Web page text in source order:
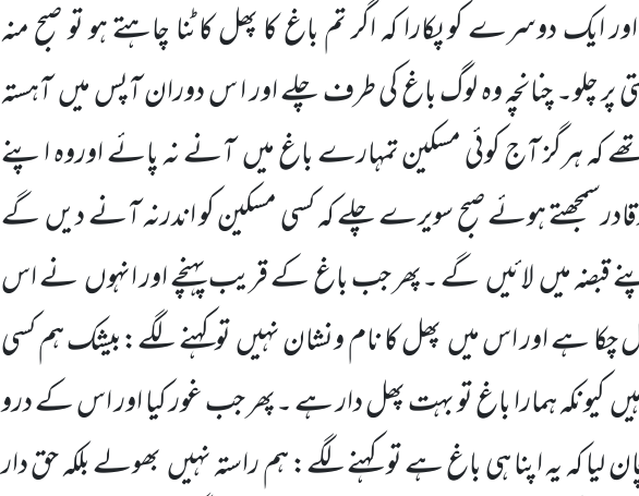
ایک دوسرے کو پکارا کہ اگر تم باغ کا پھل کاٹنا چاہتے ہو تو صبح منہ
پر چلو۔ چنانچہ وہ لوگ باغ کی طرف چلے اور ا س دوران آپس میںآہستہ
کہ ہرگز آج کوئی مسکین تمہارے باغ میںآنے نہ پائے اوروہ اپنے
ہوئے صبح سویرے چلے کہ کسی مسکین کو اندرنہ آنے دیںگے
قبضہ میںلائیںگے ۔پھر جب باغ کے قریب پہنچے اور انہوںنے اس
چکا ہے اور اس میںپھل کا نام ونشان نہیںتوکہنے لگے:بیشک ہم کسی
کیونکہ ہمارا باغ تو بہت پھل دار ہے ۔پھر جب غور کیا اور اس کے درو
لیا کہ یہ اپنا ہی باغ ہے تو کہنے لگے: ہم راستہ نہیںبھولے بلکہ حق دار